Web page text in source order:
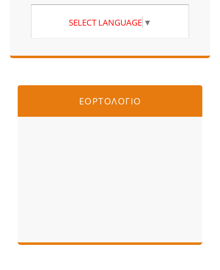
SELECT LANGUAGE ▼
ΕΟΡΤΟΛΟΓΙΟ